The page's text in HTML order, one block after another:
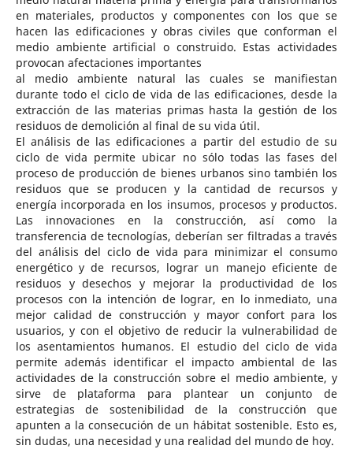
en materiales, productos y componentes con los que se
hacen las edificaciones y obras civiles que conforman el
medio ambiente artificial o construido. Estas actividades
provocan afectaciones importantes
al medio ambiente natural las cuales se manifiestan
durante todo el ciclo de vida de las edificaciones, desde la
extracción de las materias primas hasta la gestión de los
residuos de demolición al final de su vida útil.
El análisis de las edificaciones a partir del estudio de su
ciclo de vida permite ubicar no sólo todas las fases del
proceso de producción de bienes urbanos sino también los
residuos que se producen y la cantidad de recursos y
energía incorporada en los insumos, procesos y productos.
Las innovaciones en la construcción, así como la
transferencia de tecnologías, deberían ser filtradas a través
del análisis del ciclo de vida para minimizar el consumo
energético y de recursos, lograr un manejo eficiente de
residuos y desechos y mejorar la productividad de los
procesos con la intención de lograr, en lo inmediato, una
mejor calidad de construcción y mayor confort para los
usuarios, y con el objetivo de reducir la vulnerabilidad de
los asentamientos humanos. El estudio del ciclo de vida
permite además identificar el impacto ambiental de las
actividades de la construcción sobre el medio ambiente, y
sirve de plataforma para plantear un conjunto de
estrategias de sostenibilidad de la construcción que
apunten a la consecución de un hábitat sostenible. Esto es,
sin dudas, una necesidad y una realidad del mundo de hoy.